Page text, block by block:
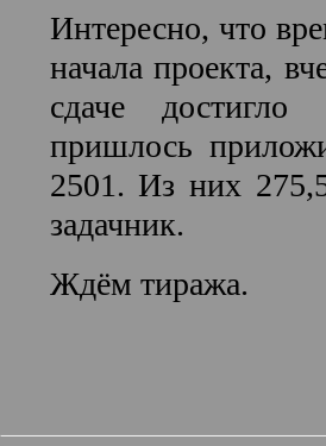
Интересно, что
начала проекта,
сдаче
пришлось
2501. Из них
задачник.
Ждём тиража.